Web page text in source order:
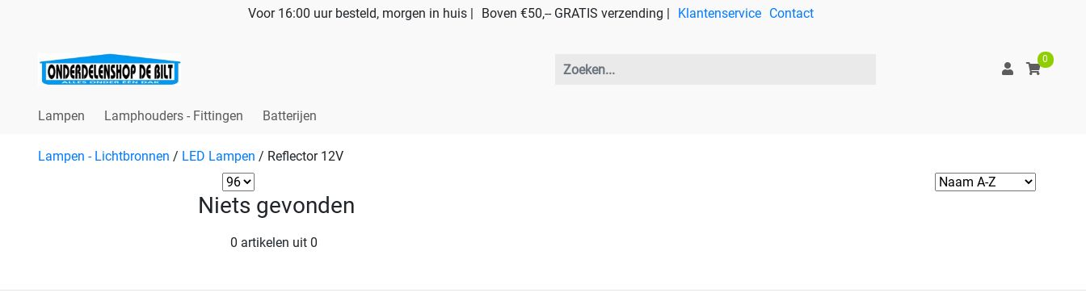
Voor 16:00 uur besteld, morgen in huis | Boven €50,-- GRATIS verzending | Klantenservice Contact
0
Lampen Lamphouders - Fittingen Batterijen
Lampen - Lichtbronnen / LED Lampen / Reflector 12V
Niets gevonden
0 artikelen uit 0